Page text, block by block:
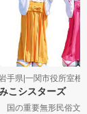
岩手県|一関市役所室
みこシスターズ
国の重要無形民俗